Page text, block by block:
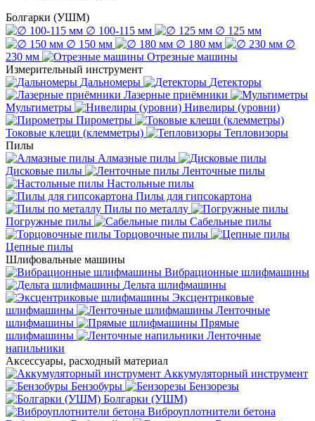
Болгарки (УШМ)
∅ 100-115 мм
∅ 125 мм
∅ 150 мм
∅ 180 мм
∅
230 мм
Отрезные машины
Измерительный инструмент
Дальномеры
Детекторы
Лазерные приёмники
Мультиметры
Нивелиры (уровни)
Пирометры
Токовые клещи (клемметры)
Тепловизоры
Пилы
Алмазные пилы
Дисковые пилы
Ленточные пилы
Настольные пилы
Пилы для гипсокартона
Пилы по металлу
Погружные пилы
Сабельные пилы
Торцовочные пилы
Цепные пилы
Шлифовальные машины
Вибрационные шлифмашины
Дельта шлифмашины
Эксцентриковые
шлифмашины
Ленточные
шлифмашины
Прямые
шлифмашины
Ленточные
напильники
Аксессуары, расходный материал
Аккумуляторный инструмент
Бензобуры
Бензорезы
Болгарки (УШМ)
Виброуплотнители бетона